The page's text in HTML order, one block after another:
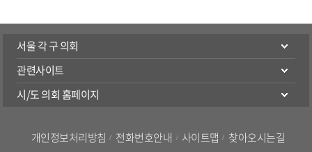
서울 각 구 의회
관련사이트
시/도 의회 홈페이지
개인정보처리방침 전화번호안내 사이트맵 찾아오시는길